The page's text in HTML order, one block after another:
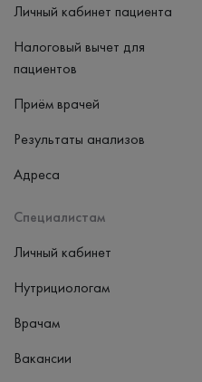
Личный кабинет пациента
Налоговый вычет для
пациентов
Приём врачей
Результаты анализов
Адреса
Специалистам
Личный кабинет
Нутрициологам
Врачам
Вакансии